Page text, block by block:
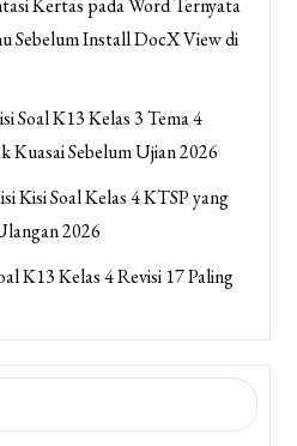
Kertas pada Word Ternyata
Sebelum Install DocX View di
Soal K13 Kelas 3 Tema 4
Kuasai Sebelum Ujian 2026
Kisi Soal Kelas 4 KTSP yang
2026
K13 Kelas 4 Revisi 17 Paling